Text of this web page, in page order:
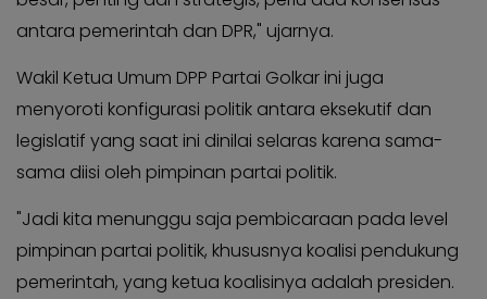
Photo
KABAR
KADER
antara pemerintah dan DPR," ujarnya.
Wakil Ketua Umum DPP Partai Golkar ini juga
menyoroti konfigurasi politik antara eksekutif dan
legislatif yang saat ini dinilai selaras karena sama-
sama diisi oleh pimpinan partai politik.
"Jadi kita menunggu saja pembicaraan pada level
pimpinan partai politik, khususnya koalisi pendukung
pemerintah, yang ketua koalisinya adalah presiden.